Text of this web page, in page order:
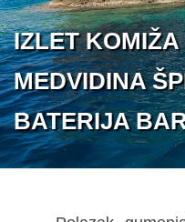
IZLET
MEDVIDINA
BATERIJA